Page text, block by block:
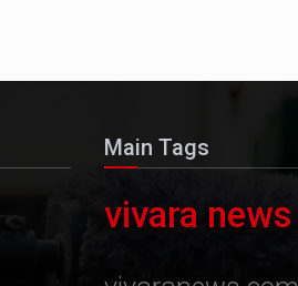
Main Tags
vivara news